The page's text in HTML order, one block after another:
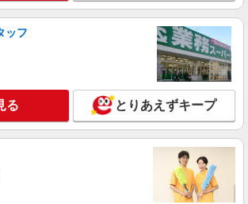
ドチキン 千葉中央Mio店
カウンター・キッチンスタッフ ＜優先募集日
＞平日（月〜金） 9:00〜14:00
千葉県千葉市中央区本千葉15-1
詳細を見る
ャパン株式会社 39681_p
ッフ
る とりあえずキープ